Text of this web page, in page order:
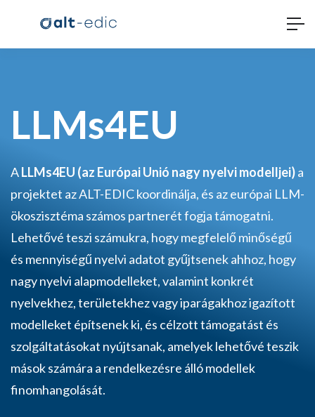
LLMs4EU
ALLMs4EU (az Európai Unió nagy nyelvi modelljei)a
projektet az ALT-EDIC koordinálja, és az európai LLM-
ökoszisztéma számos partnerét fogja támogatni.
Lehetővé teszi számukra, hogy megfelelő minőségű
és mennyiségű nyelvi adatot gyűjtsenek ahhoz, hogy
nagy nyelvi alapmodelleket, valamint konkrét
nyelvekhez, területekhez vagy iparágakhoz igazított
modelleket építsenek ki, és célzott támogatást és
szolgáltatásokat nyújtsanak, amelyek lehetővé teszik
mások számára a rendelkezésre álló modellek
finomhangolását.